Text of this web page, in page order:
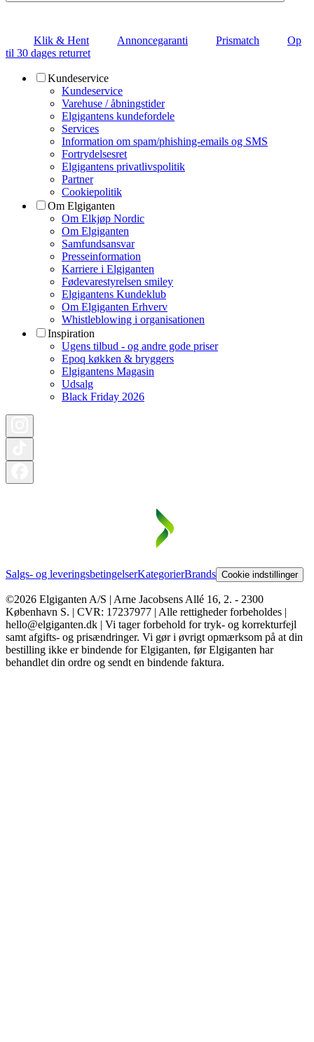
Klik & Hent Annoncegaranti Prismatch
Op
til 30 dages returret
Kundeservice
Kundeservice
Varehuse / åbningstider
Elgigantens kundefordele
Services
Information om spam/phishing-emails og SMS
Fortrydelsesret
Elgigantens privatlivspolitik
Partner
Cookiepolitik
Om Elgiganten
Om Elkjøp Nordic
Om Elgiganten
Samfundsansvar
Presseinformation
Karriere i Elgiganten
Fødevarestyrelsen smiley
Elgigantens Kundeklub
Om Elgiganten Erhverv
Whistleblowing i organisationen
Inspiration
Ugens tilbud - og andre gode priser
Epoq køkken & bryggers
Elgigantens Magasin
Udsalg
Black Friday 2026
Salgs- og leveringsbetingelserKategorierBrands Cookie indstillinger
©2026 Elgiganten A/S | Arne Jacobsens Allé 16, 2. - 2300
København S. | CVR: 17237977 | Alle rettigheder forbeholdes |
hello@elgiganten.dk | Vi tager forbehold for tryk- og korrekturfejl
samt afgifts- og prisændringer. Vi gør i øvrigt opmærksom på at din
bestilling ikke er bindende for Elgiganten, før Elgiganten har
behandlet din ordre og sendt en bindende faktura.